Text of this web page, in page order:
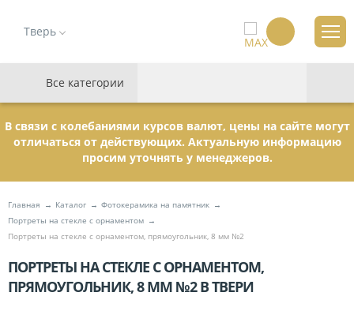
Тверь
Все категории
В связи с колебаниями курсов валют, цены на сайте могут
отличаться от действующих. Актуальную информацию
просим уточнять у менеджеров.
Главная Каталог
Фотокерамика на памятник
Портреты на стекле с орнаментом
Портреты на стекле с орнаментом, прямоугольник, 8 мм №2
ПОРТРЕТЫ НА СТЕКЛЕ С ОРНАМЕНТОМ,
ПРЯМОУГОЛЬНИК, 8 ММ №2 В ТВЕРИ